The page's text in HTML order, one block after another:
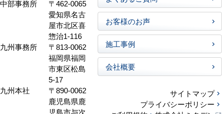
中部事務所
〒462-0065
愛知県名古
屋市北区喜
惣治1-116
九州事務所
〒813-0062
福岡県福岡
市東区松島
5-17
九州本社
〒890-0062
鹿児島県鹿
児島市与次
お客様のお声
施工事例
会社概要
サイトマップ
プライバシーポリシー